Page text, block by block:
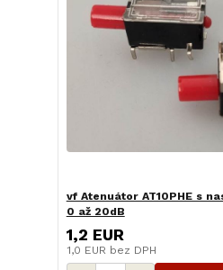
vf Atenuátor AT10PHE s
0 až 20dB
1,2 EUR
1,0 EUR bez DPH